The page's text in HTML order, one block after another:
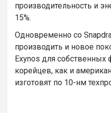
производительность и
15%.
Одновременно со
производить и новое
Exynos для собственных
корейцев, как и
изготовят по 10-нм